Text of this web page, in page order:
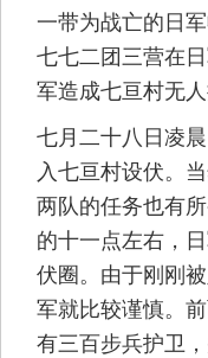
一带为战亡的日
七七二团三营在
军造成七亘村无
七月二十八日凌
入七亘村设伏。
两队的任务也有
的十一点左右，
伏圈。由于刚刚
军就比较谨慎。
有三百步兵护卫